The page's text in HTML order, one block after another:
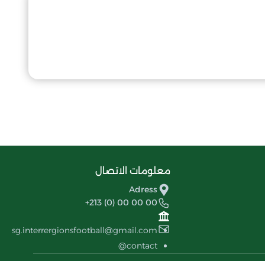
معلومات الاتصال
Adress
+213 (0) 00 00 00
sg.interrergionsfootball@gmail.com
contact@